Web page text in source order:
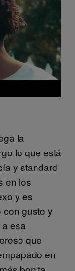
la
lo que está
y standard
en los
y es
con gusto y
esa
que
en